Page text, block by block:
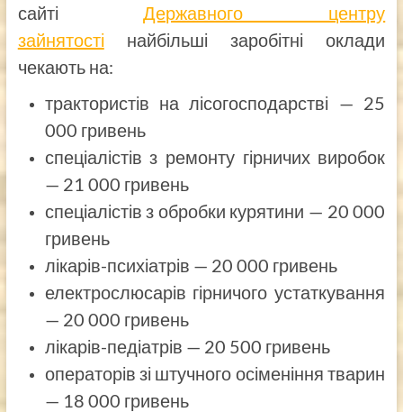
сайтіДержавного центру
зайнятостінайбільші заробітні оклади
чекають на:
трактористів на лісогосподарстві — 25
000 гривень
спеціалістів з ремонту гірничих виробок
— 21 000 гривень
спеціалістів з обробки курятини — 20 000
гривень
лікарів-психіатрів — 20 000 гривень
електрослюсарів гірничого устаткування
— 20 000 гривень
лікарів-педіатрів — 20 500 гривень
операторів зі штучного осіменіння тварин
— 18 000 гривень